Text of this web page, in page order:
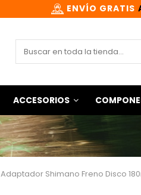
ENVÍO GRATIS
ACCESORIOS
Adaptador Shimano Freno Disco